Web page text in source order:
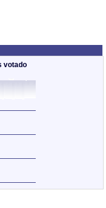
votado